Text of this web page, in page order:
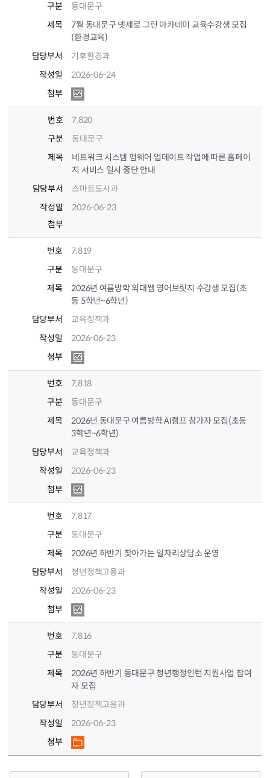
구분
동대문구
제목
7월 동대문구 넷제로 그린 아카데미 교육수강생 모집
(환경교육)
담당부서
기후환경과
작성일
2026-06-24
첨부
번호
7,820
구분
동대문구
제목
네트워크 시스템 펌웨어 업데이트 작업에 따른 홈페이
지 서비스 일시 중단 안내
담당부서
스마트도시과
작성일
2026-06-23
첨부
번호
7,819
구분
동대문구
제목
2026년 여름방학 외대쌤 영어브릿지 수강생 모집(초
등 5학년~6학년)
담당부서
교육정책과
작성일
2026-06-23
첨부
번호
7,818
구분
동대문구
제목
2026년 동대문구 여름방학 AI캠프 참가자 모집(초등
3학년~6학년)
담당부서
교육정책과
작성일
2026-06-23
첨부
번호
7,817
구분
동대문구
제목
2026년 하반기 찾아가는 일자리상담소 운영
담당부서
청년정책고용과
작성일
2026-06-23
첨부
번호
7,816
구분
동대문구
제목
2026년 하반기 동대문구 청년행정인턴 지원사업 참여
자 모집
담당부서
청년정책고용과
작성일
2026-06-23
첨부